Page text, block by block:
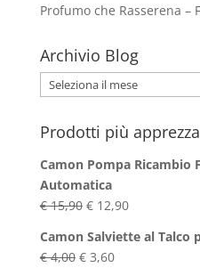
Profumo che Rasserena –
Archivio Blog
Archivio
Blog
Prodotti più
Camon Pompa Ricambio
Automatica
€15,90 Il
originale
era:
€12,90Il
attuale
Camon Salviette al Talco
€4,00 Il
€3,60Il